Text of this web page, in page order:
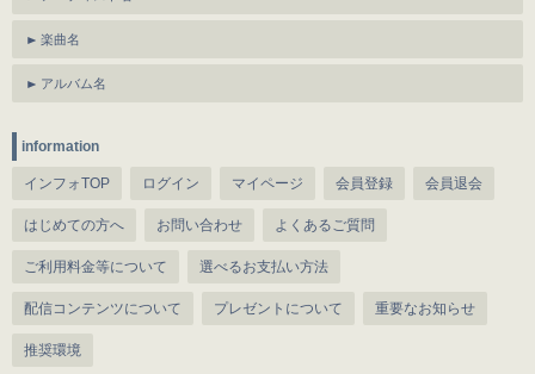
楽曲名
アルバム名
information
インフォTOP ログイン マイページ 会員登録 会員退会
はじめての方へ お問い合わせ よくあるご質問
ご利用料金等について 選べるお支払い方法
配信コンテンツについて プレゼントについて 重要なお知らせ
推奨環境